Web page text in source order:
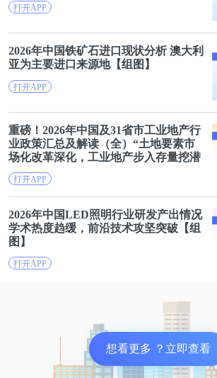
编者按：本文转载自微信公众
Plant_ihuman) ，作者：枫叶
打开APP
2026年中国铁矿石进口现状分析 澳大利
亚为主要进口来源地【组图】
打开APP
重磅！2026年中国及31省市工业地产行
业政策汇总及解读（全）“土地要素市
场化改革深化，工业地产步入存量挖潜
与创新供地并重新阶段”
打开APP
2026年中国LED照明行业研发产出情况
学术热度趋缓，前沿技术攻坚突破【组
图】
打开APP
想看更多 ？立即查看